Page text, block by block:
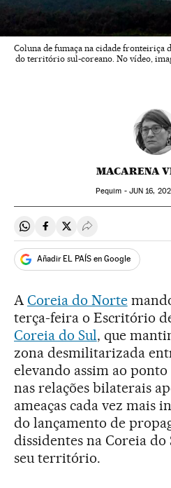
Coluna de fumaça na cidade fronteiriça
do território sul-coreano. No vídeo,
MACARENA
Pequim - JUN 16,
Compartir en Whatsapp
Compartir en Facebook
Compartir en Twitter
Desplegar Redes
Añadir EL PAÍS en Google
A Coreia do Norte
terça-feira o Escritório
Coreia do Sul, que
zona desmilitarizada
elevando assim ao
nas relações bilaterais
ameaças cada vez mais
do lançamento de
dissidentes na Coreia do
seu território.